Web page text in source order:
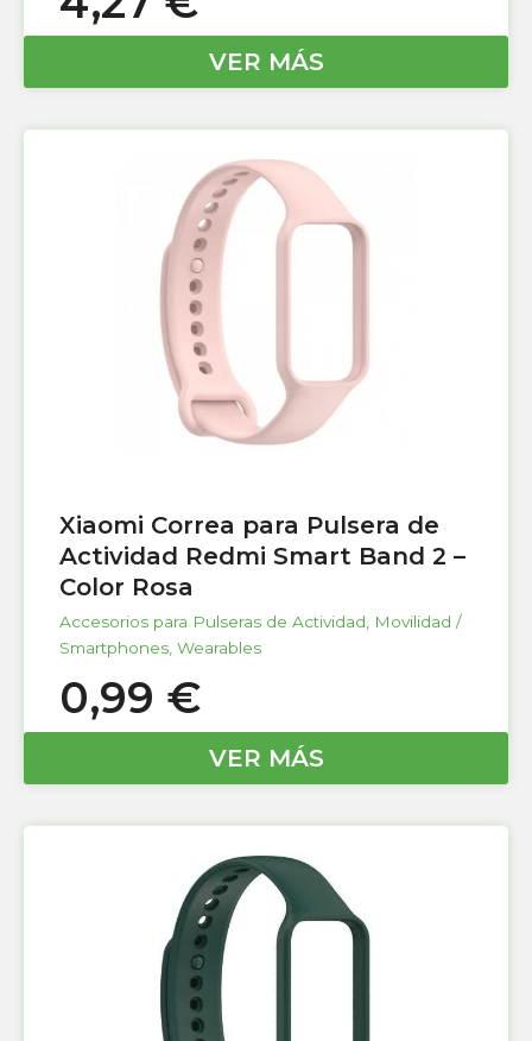
VER MÁS
Xiaomi Correa para Pulsera de
Actividad Redmi Smart Band 2 –
Color Rosa
Accesorios para Pulseras de Actividad, Movilidad /
Smartphones, Wearables
0,99 €
VER MÁS